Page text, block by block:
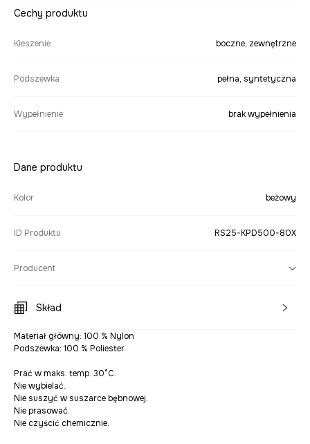
Cechy produktu
Kieszenie boczne, zewnętrzne
Podszewka pełna, syntetyczna
Wypełnienie brak wypełnienia
Dane produktu
Kolor beżowy
ID Produktu RS25-KPD500-80X
Producent
Skład
Materiał główny: 100 % Nylon
Podszewka: 100 % Poliester
Prać w maks. temp. 30°C.
Nie wybielać.
Nie suszyć w suszarce bębnowej.
Nie prasować.
Nie czyścić chemicznie.